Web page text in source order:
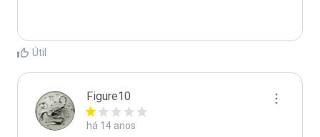
Útil
Figure10
há 14 anos